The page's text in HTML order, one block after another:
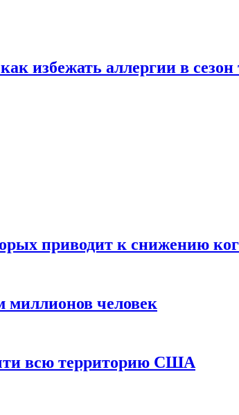
избежать аллергии в сезон
приводит к снижению
миллионов человек
всю территорию США